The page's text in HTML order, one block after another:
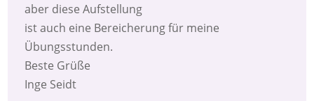
aber diese Aufstellung
ist auch eine Bereicherung für meine
Übungsstunden.
Beste Grüße
Inge Seidt